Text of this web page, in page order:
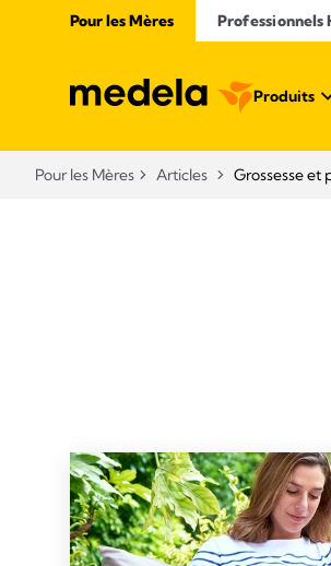
Pour les Mères Professionnels
Produits
Pour les Mères Articles Grossesse et